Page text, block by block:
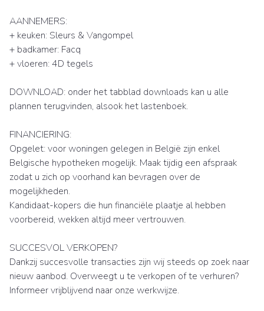
AANNEMERS:
+ keuken: Sleurs & Vangompel
+ badkamer: Facq
+ vloeren: 4D tegels
DOWNLOAD: onder het tabblad downloads kan u alle
plannen terugvinden, alsook het lastenboek.
FINANCIERING:
Opgelet: voor woningen gelegen in België zijn enkel
Belgische hypotheken mogelijk. Maak tijdig een afspraak
zodat u zich op voorhand kan bevragen over de
mogelijkheden.
Kandidaat-kopers die hun financiële plaatje al hebben
voorbereid, wekken altijd meer vertrouwen.
SUCCESVOL VERKOPEN?
Dankzij succesvolle transacties zijn wij steeds op zoek naar
nieuw aanbod. Overweegt u te verkopen of te verhuren?
Informeer vrijblijvend naar onze werkwijze.